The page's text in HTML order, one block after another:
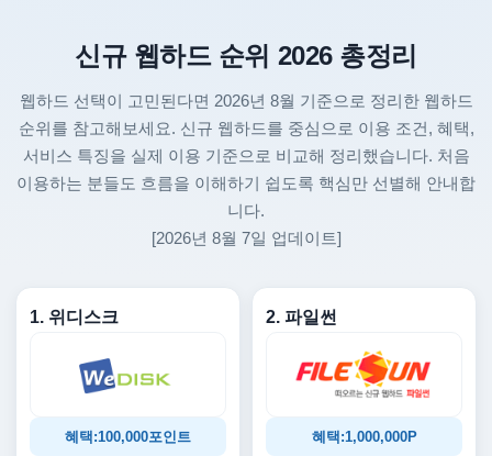
신규 웹하드 순위 2026 총정리
웹하드 선택이 고민된다면 2026년 8월 기준으로 정리한 웹하드
순위를 참고해보세요. 신규 웹하드를 중심으로 이용 조건, 혜택,
서비스 특징을 실제 이용 기준으로 비교해 정리했습니다. 처음
이용하는 분들도 흐름을 이해하기 쉽도록 핵심만 선별해 안내합
니다.
[2026년 8월 7일 업데이트]
1. 위디스크
혜택:100,000포인트
2. 파일썬
혜택:1,000,000P